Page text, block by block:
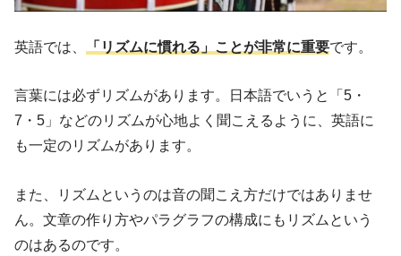
英語では、 「リズムに慣れる」ことが非常に重要です。
言葉には必ずリズムがあります。日本語でいうと「5・
7・5」などのリズムが心地よく聞こえるように、英語に
も一定のリズムがあります。
また、リズムというのは音の聞こえ方だけではありませ
ん。文章の作り方やパラグラフの構成にもリズムという
のはあるのです。